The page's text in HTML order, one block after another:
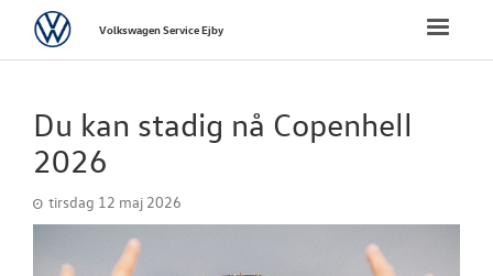
BRUGTE BILER
Toggle
VolkswagenVolkswagen Service Ejby
Du kan stadig nå Copenhell
2026
tirsdag 12 maj 2026